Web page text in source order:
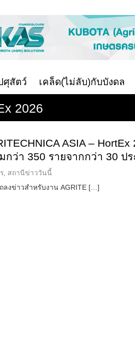
ศุสัตว์ เคล็ด(ไม่ลับ)กับบังดล
2026
ASIA – HortEx
กว่า 350 รายจากกว่า 30 ปร
, สถานีข่าววันนี้
ลงข่าวสำหรับงาน AGRITE […]